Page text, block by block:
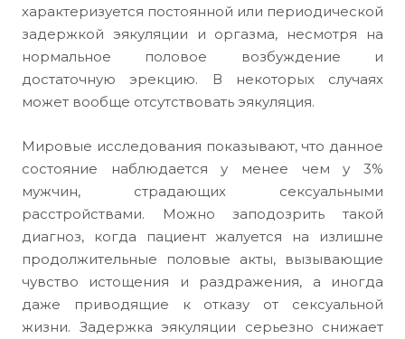
характеризуется постоянной или периодической
задержкой эякуляции и оргазма, несмотря на
нормальное половое возбуждение и
достаточную эрекцию. В некоторых случаях
может вообще отсутствовать эякуляция.
Мировые исследования показывают, что данное
состояние наблюдается у менее чем у 3%
мужчин, страдающих сексуальными
расстройствами. Можно заподозрить такой
диагноз, когда пациент жалуется на излишне
продолжительные половые акты, вызывающие
чувство истощения и раздражения, а иногда
даже приводящие к отказу от сексуальной
жизни. Задержка эякуляции серьезно снижает